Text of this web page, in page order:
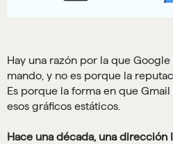
Hay una razón por la que
mando, y no es porque la
Es porque la forma en que Gmail
esos gráficos estáticos.
Hace una década, una dirección